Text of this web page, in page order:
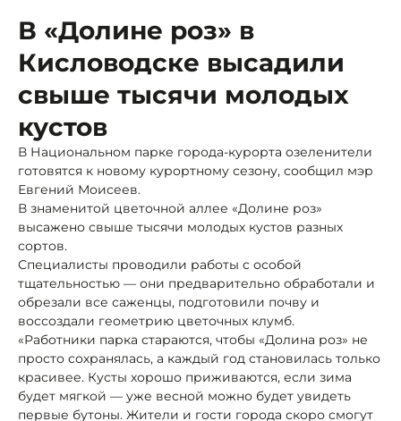
В «Долине роз» в
Кисловодске высадили
свыше тысячи молодых
кустов
В Национальном парке города-курорта озеленители
готовятся к новому курортному сезону, сообщил мэр
Евгений Моисеев.
В знаменитой цветочной аллее «Долине роз»
высажено свыше тысячи молодых кустов разных
сортов.
Специалисты проводили работы с особой
тщательностью — они предварительно обработали и
обрезали все саженцы, подготовили почву и
воссоздали геометрию цветочных клумб.
«Работники парка стараются, чтобы «Долина роз» не
просто сохранялась, а каждый год становилась только
красивее. Кусты хорошо приживаются, если зима
будет мягкой — уже весной можно будет увидеть
первые бутоны. Жители и гости города скоро смогут